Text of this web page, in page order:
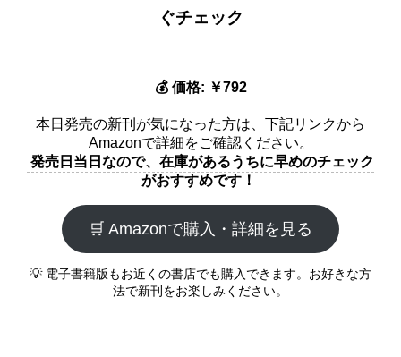
ぐチェック
💰 価格: ￥792
本日発売の新刊が気になった方は、下記リンクから
Amazonで詳細をご確認ください。
発売日当日なので、在庫があるうちに早めのチェック
がおすすめです！
🛒 Amazonで購入・詳細を見る
💡 電子書籍版もお近くの書店でも購入できます。お好きな方
法で新刊をお楽しみください。